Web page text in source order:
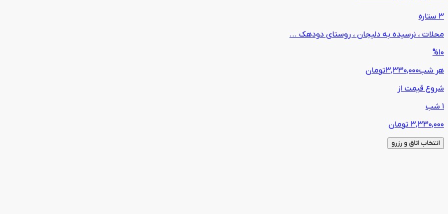
3 ستاره
محلات ، نرسیده به دلیجان ، روستای دودهک ...
%10
هر شب3,330,000تومان
شروع قیمت از
1 شب
3,330,000 تومان
انتخاب اتاق و رزرو